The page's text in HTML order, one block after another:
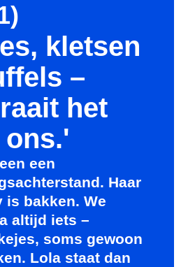
kletsen
–
het
een
Haar
is bakken. We
altijd iets –
soms gewoon
Lola staat dan